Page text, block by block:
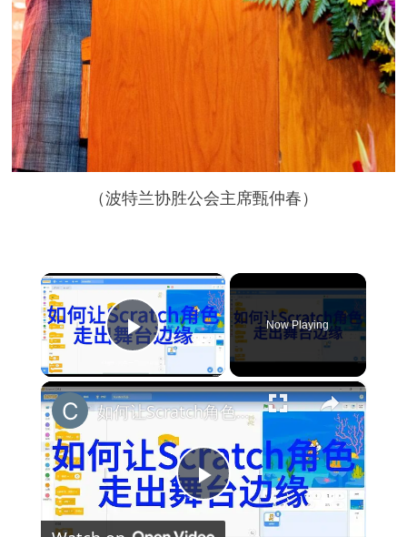
（波特兰协胜公会主席甄仲春）
×
Play Video
Now Playing
×
P
如何让Scratch角色走出舞台边缘